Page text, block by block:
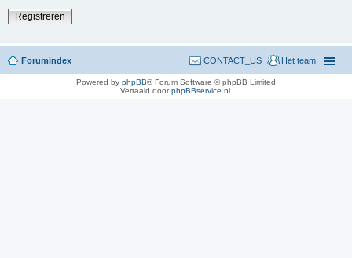
Registreren
Forumindex Het team
CONTACT_US
Powered by phpBB® Forum Software © phpBB Limited
Vertaald doorphpBBservice.nl.